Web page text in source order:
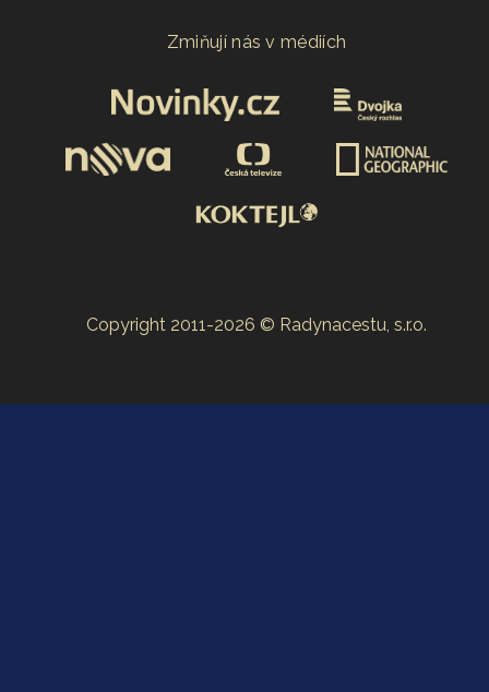
Zmiňují nás v médiích
Copyright 2011-2026 © Radynacestu, s.r.o.